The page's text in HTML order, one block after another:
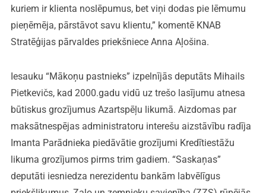
kuriem ir klienta noslēpumus, bet viņi dodas pie lēmumu
pieņēmēja, pārstāvot savu klientu,” komentē KNAB
Stratēģijas pārvaldes priekšniece Anna Aļošina.
Iesauku “Mākoņu pastnieks” izpelnījās deputāts Mihails
Pietkevičs, kad 2000.gadu vidū uz trešo lasījumu atnesa
būtiskus grozījumus Azartspēļu likumā. Aizdomas par
maksātnespējas administratoru interešu aizstāvību radīja
Imanta Parādnieka piedāvātie grozījumi Kredītiestāžu
likuma grozījumos pirms trim gadiem. “Saskaņas”
deputāti iesniedza nerezidentu bankām labvēlīgus